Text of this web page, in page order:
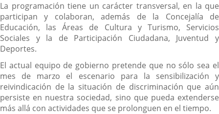
La programación tiene un carácter transversal, en la que
participan y colaboran, además de la Concejalía de
Educación, las Áreas de Cultura y Turismo, Servicios
Sociales y la de Participación Ciudadana, Juventud y
Deportes.
El actual equipo de gobierno pretende que no sólo sea el
mes de marzo el escenario para la sensibilización y
reivindicación de la situación de discriminación que aún
persiste en nuestra sociedad, sino que pueda extenderse
más allá con actividades que se prolonguen en el tiempo.